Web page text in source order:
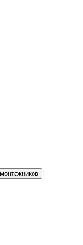
Регистрация для монтажников